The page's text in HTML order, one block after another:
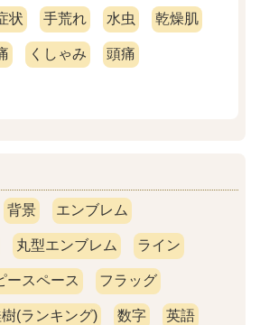
状 手荒れ 水虫 乾燥肌
くしゃみ 頭痛
背景 エンブレム
丸型エンブレム ライン
ースペース フラッグ
樹(ランキング) 数字 英語